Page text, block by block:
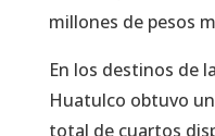
millones de pesos
En los destinos de
Huatulco obtuvo
total de cuartos